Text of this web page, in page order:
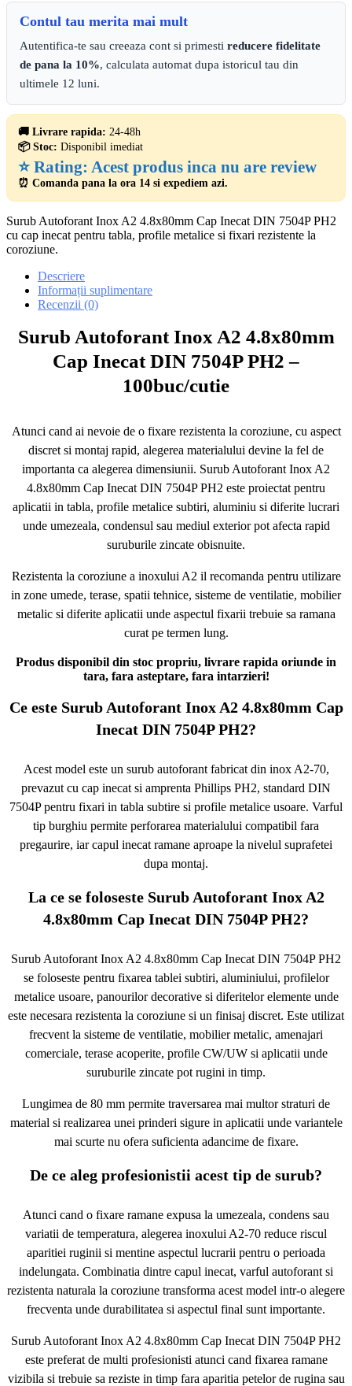
Contul tau merita mai mult
Autentifica-te sau creeaza cont si primesti reducere fidelitate
de pana la 10%, calculata automat dupa istoricul tau din
ultimele 12 luni.
🚚 Livrare rapida: 24-48h
📦 Stoc: Disponibil imediat
⭐ Rating: Acest produs inca nu are review
⏰ Comanda pana la ora 14 si expediem azi.
Surub Autoforant Inox A2 4.8x80mm Cap Inecat DIN 7504P PH2
cu cap inecat pentru tabla, profile metalice si fixari rezistente la
coroziune.
Descriere
Informații suplimentare
Recenzii (0)
Surub Autoforant Inox A2 4.8x80mm
Cap Inecat DIN 7504P PH2 –
100buc/cutie
Atunci cand ai nevoie de o fixare rezistenta la coroziune, cu aspect
discret si montaj rapid, alegerea materialului devine la fel de
importanta ca alegerea dimensiunii. Surub Autoforant Inox A2
4.8x80mm Cap Inecat DIN 7504P PH2 este proiectat pentru
aplicatii in tabla, profile metalice subtiri, aluminiu si diferite lucrari
unde umezeala, condensul sau mediul exterior pot afecta rapid
suruburile zincate obisnuite.
Rezistenta la coroziune a inoxului A2 il recomanda pentru utilizare
in zone umede, terase, spatii tehnice, sisteme de ventilatie, mobilier
metalic si diferite aplicatii unde aspectul fixarii trebuie sa ramana
curat pe termen lung.
Produs disponibil din stoc propriu, livrare rapida oriunde in
tara, fara asteptare, fara intarzieri!
Ce este Surub Autoforant Inox A2 4.8x80mm Cap
Inecat DIN 7504P PH2?
Acest model este un surub autoforant fabricat din inox A2-70,
prevazut cu cap inecat si amprenta Phillips PH2, standard DIN
7504P pentru fixari in tabla subtire si profile metalice usoare. Varful
tip burghiu permite perforarea materialului compatibil fara
pregaurire, iar capul inecat ramane aproape la nivelul suprafetei
dupa montaj.
La ce se foloseste Surub Autoforant Inox A2
4.8x80mm Cap Inecat DIN 7504P PH2?
Surub Autoforant Inox A2 4.8x80mm Cap Inecat DIN 7504P PH2
se foloseste pentru fixarea tablei subtiri, aluminiului, profilelor
metalice usoare, panourilor decorative si diferitelor elemente unde
este necesara rezistenta la coroziune si un finisaj discret. Este utilizat
frecvent la sisteme de ventilatie, mobilier metalic, amenajari
comerciale, terase acoperite, profile CW/UW si aplicatii unde
suruburile zincate pot rugini in timp.
Lungimea de 80 mm permite traversarea mai multor straturi de
material si realizarea unei prinderi sigure in aplicatii unde variantele
mai scurte nu ofera suficienta adancime de fixare.
De ce aleg profesionistii acest tip de surub?
Atunci cand o fixare ramane expusa la umezeala, condens sau
variatii de temperatura, alegerea inoxului A2-70 reduce riscul
aparitiei ruginii si mentine aspectul lucrarii pentru o perioada
indelungata. Combinatia dintre capul inecat, varful autoforant si
rezistenta naturala la coroziune transforma acest model intr-o alegere
frecventa unde durabilitatea si aspectul final sunt importante.
Surub Autoforant Inox A2 4.8x80mm Cap Inecat DIN 7504P PH2
este preferat de multi profesionisti atunci cand fixarea ramane
vizibila si trebuie sa reziste in timp fara aparitia petelor de rugina sau